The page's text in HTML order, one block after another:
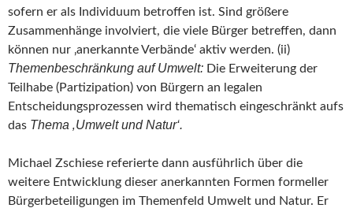
sofern er als Individuum betroffen ist. Sind größere
Zusammenhänge involviert, die viele Bürger betreffen, dann
können nur ‚anerkannte Verbände‘ aktiv werden. (ii)
Themenbeschränkung auf Umwelt: Die Erweiterung der
Teilhabe (Partizipation) von Bürgern an legalen
Entscheidungsprozessen wird thematisch eingeschränkt aufs
das Thema ‚Umwelt und Natur‘.
Michael Zschiese referierte dann ausführlich über die
weitere Entwicklung dieser anerkannten Formen formeller
Bürgerbeteiligungen im Themenfeld Umwelt und Natur. Er